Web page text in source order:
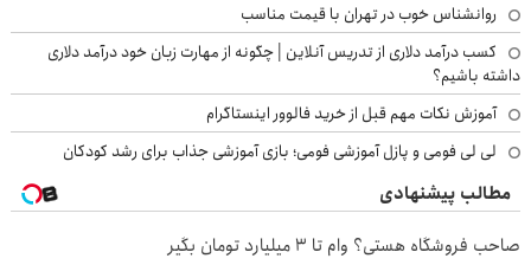
روانشناس خوب در تهران با قیمت مناسب
کسب درآمد دلاری از تدریس آنلاین | چگونه از مهارت زبان خود درآمد دلاری
داشته باشیم؟
آموزش نکات مهم قبل از خرید فالوور اینستاگرام
لی لی فومی و پازل آموزشی فومی؛ بازی آموزشی جذاب برای رشد کودکان
مطالب پیشنهادی
صاحب فروشگاه هستی؟ وام تا ۳ میلیارد تومان بگیر